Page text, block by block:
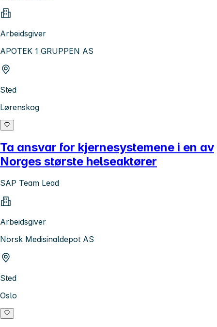
Arbeidsgiver
APOTEK 1 GRUPPEN AS
Sted
Lørenskog
Ta ansvar for kjernesystemene i en av
Norges største helseaktører
SAP Team Lead
Arbeidsgiver
Norsk Medisinaldepot AS
Sted
Oslo